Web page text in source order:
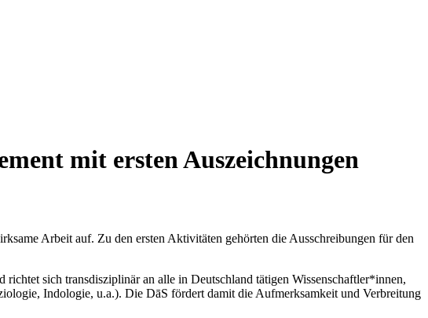
mit ersten Auszeichnungen
Arbeit auf. Zu den ersten Aktivitäten gehörten die Ausschreibungen für den
sich transdisziplinär an alle in Deutschland tätigen Wissenschaftler*innen,
Indologie, u.a.). Die DāS fördert damit die Aufmerksamkeit und Verbreitung